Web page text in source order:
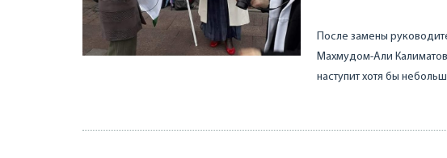
После замены
Махмудом-Али
наступит хотя бы